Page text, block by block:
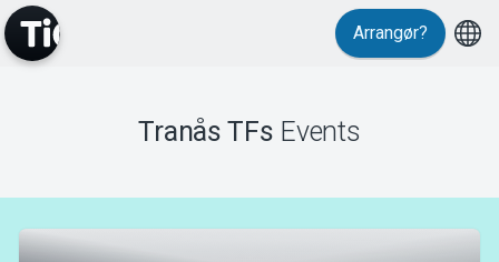
MyTickster
Arrangør?
Tranås TFs Events